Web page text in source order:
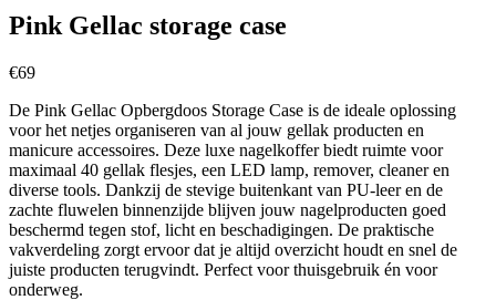
Pink Gellac storage case
€69
De Pink Gellac Opbergdoos Storage Case is de ideale oplossing
voor het netjes organiseren van al jouw gellak producten en
manicure accessoires. Deze luxe nagelkoffer biedt ruimte voor
maximaal 40 gellak flesjes, een LED lamp, remover, cleaner en
diverse tools. Dankzij de stevige buitenkant van PU-leer en de
zachte fluwelen binnenzijde blijven jouw nagelproducten goed
beschermd tegen stof, licht en beschadigingen. De praktische
vakverdeling zorgt ervoor dat je altijd overzicht houdt en snel de
juiste producten terugvindt. Perfect voor thuisgebruik én voor
onderweg.